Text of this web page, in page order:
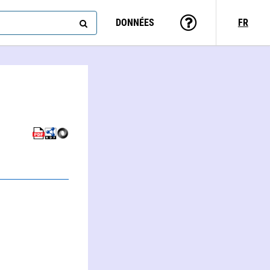
DONNÉES FR